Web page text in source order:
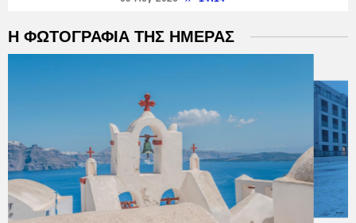
Η ΦΩΤΟΓΡΑΦΙΑ ΤΗΣ ΗΜΕΡΑΣ